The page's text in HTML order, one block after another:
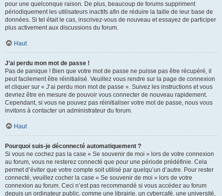
pour une quelconque raison. De plus, beaucoup de forums suppriment
périodiquement les utilisateurs inactifs afin de réduire la taille de leur base de
données. Si tel était le cas, inscrivez-vous de nouveau et essayez de participer
plus activement aux discussions du forum.
Haut
J’ai perdu mon mot de passe !
Pas de panique ! Bien que votre mot de passe ne puisse pas être récupéré, il
peut facilement être réinitialisé. Veuillez vous rendre sur la page de connexion
et cliquer sur « J’ai perdu mon mot de passe ». Suivez les instructions et vous
devriez être en mesure de pouvoir vous connecter de nouveau rapidement.
Cependant, si vous ne pouvez pas réinitialiser votre mot de passe, nous vous
invitons à contacter un administrateur du forum.
Haut
Pourquoi suis-je déconnecté automatiquement ?
Si vous ne cochez pas la case « Se souvenir de moi » lors de votre connexion
au forum, vous ne resterez connecté que pour une période prédéfinie. Cela
permet d’éviter que votre compte soit utilisé par quelqu’un d’autre. Pour rester
connecté, veuillez cocher la case « Se souvenir de moi » lors de votre
connexion au forum. Ceci n’est pas recommandé si vous accédez au forum
depuis un ordinateur public, comme une librairie, un cybercafé, une université,